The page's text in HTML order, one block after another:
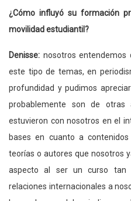
¿Cómo influyó su formación
movilidad estudiantil?
Denisse: nosotros entendemos
este tipo de temas, en
profundidad y pudimos
probablemente son de otras
estuvieron con nosotros en el
bases en cuanto a
teorías o autores que nosotros
aspecto al ser un curso tan
relaciones internacionales a